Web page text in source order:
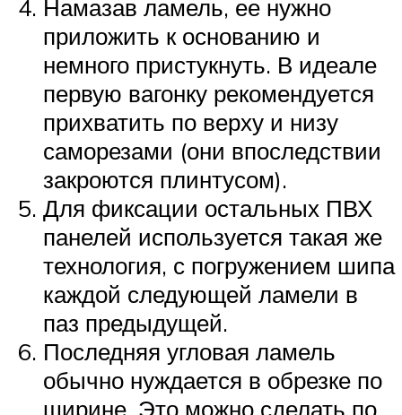
Намазав ламель, ее нужно
приложить к основанию и
немного пристукнуть. В идеале
первую вагонку рекомендуется
прихватить по верху и низу
саморезами (они впоследствии
закроются плинтусом).
Для фиксации остальных ПВХ
панелей используется такая же
технология, с погружением шипа
каждой следующей ламели в
паз предыдущей.
Последняя угловая ламель
обычно нуждается в обрезке по
ширине. Это можно сделать по